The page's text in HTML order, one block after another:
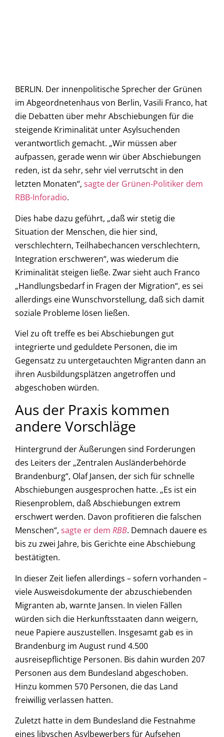
BERLIN. Der innenpolitische Sprecher der Grünen
im Abgeordnetenhaus von Berlin, Vasili Franco, hat
die Debatten über mehr Abschiebungen für die
steigende Kriminalität unter Asylsuchenden
verantwortlich gemacht. „Wir müssen aber
aufpassen, gerade wenn wir über Abschiebungen
reden, ist da sehr, sehr viel verrutscht in den
letzten Monaten“, sagte der Grünen-Politiker dem
RBB-Inforadio.
Dies habe dazu geführt, „daß wir stetig die
Situation der Menschen, die hier sind,
verschlechtern, Teilhabechancen verschlechtern,
Integration erschweren“, was wiederum die
Kriminalität steigen ließe. Zwar sieht auch Franco
„Handlungsbedarf in Fragen der Migration“, es sei
allerdings eine Wunschvorstellung, daß sich damit
soziale Probleme lösen ließen.
Viel zu oft treffe es bei Abschiebungen gut
integrierte und geduldete Personen, die im
Gegensatz zu untergetauchten Migranten dann an
ihren Ausbildungsplätzen angetroffen und
abgeschoben würden.
Aus der Praxis kommen
andere Vorschläge
Hintergrund der Äußerungen sind Forderungen
des Leiters der „Zentralen Ausländerbehörde
Brandenburg“, Olaf Jansen, der sich für schnelle
Abschiebungen ausgesprochen hatte. „Es ist ein
Riesenproblem, daß Abschiebungen extrem
erschwert werden. Davon profitieren die falschen
Menschen“, sagte er dem RBB. Demnach dauere es
bis zu zwei Jahre, bis Gerichte eine Abschiebung
bestätigten.
In dieser Zeit liefen allerdings – sofern vorhanden –
viele Ausweisdokumente der abzuschiebenden
Migranten ab, warnte Jansen. In vielen Fällen
würden sich die Herkunftsstaaten dann weigern,
neue Papiere auszustellen. Insgesamt gab es in
Brandenburg im August rund 4.500
ausreisepflichtige Personen. Bis dahin wurden 207
Personen aus dem Bundesland abgeschoben.
Hinzu kommen 570 Personen, die das Land
freiwillig verlassen hatten.
Zuletzt hatte in dem Bundesland die Festnahme
eines libyschen Asylbewerbers für Aufsehen